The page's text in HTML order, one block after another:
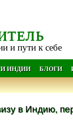
и пути к себе
ИНДИИ БЛОГИ
в Индию,